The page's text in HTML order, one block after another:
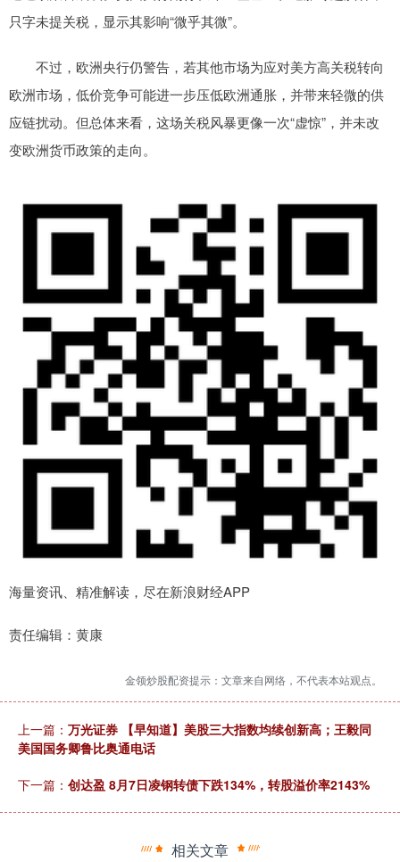
只字未提关税，显示其影响“微乎其微”。
不过，欧洲央行仍警告，若其他市场为应对美方高关税转向
欧洲市场，低价竞争可能进一步压低欧洲通胀，并带来轻微的供
应链扰动。但总体来看，这场关税风暴更像一次“虚惊”，并未改
变欧洲货币政策的走向。
海量资讯、精准解读，尽在新浪财经APP
责任编辑：黄康
金领炒股配资提示：文章来自网络，不代表本站观点。
上一篇： 万光证券 【早知道】美股三大指数均续创新高；王毅同
美国国务卿鲁比奥通电话
下一篇： 创达盈 8月7日凌钢转债下跌134%，转股溢价率2143%
相关文章